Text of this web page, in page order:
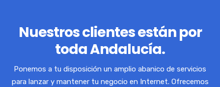
Nuestros clientes están por
toda Andalucía.
Ponemos a tu disposición un amplio abanico de servicios
para lanzar y mantener tu negocio en Internet. Ofrecemos